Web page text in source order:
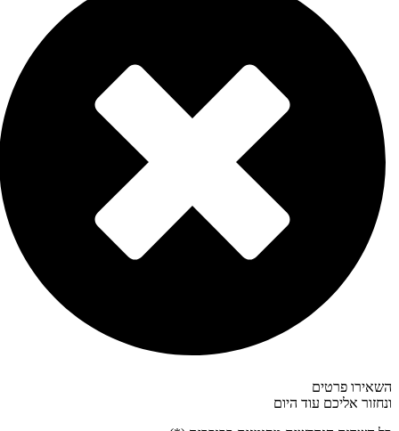
השאירו פרטים
ונחזור אליכם עוד היום